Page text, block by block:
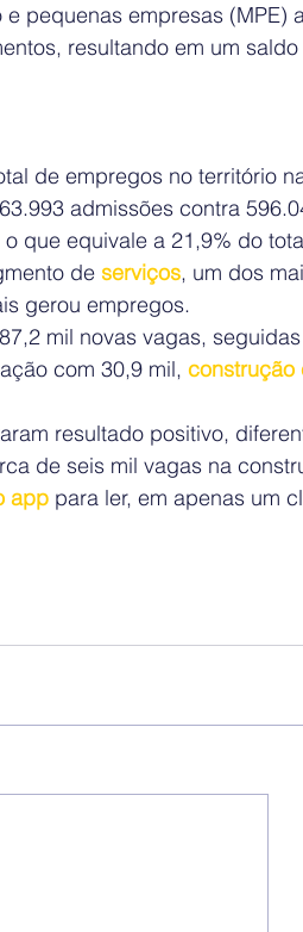
pequenas empresas (MPE)
resultando em um
de empregos no território
admissões contra
que equivale a 21,9% do
de serviços, um dos
gerou empregos.
mil novas vagas,
com 30,9 mil, construção
resultado positivo,
de seis mil vagas na
app para ler, em apenas um